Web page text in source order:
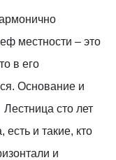
местности – это
в его
Основание и
сто лет
и такие, кто
и